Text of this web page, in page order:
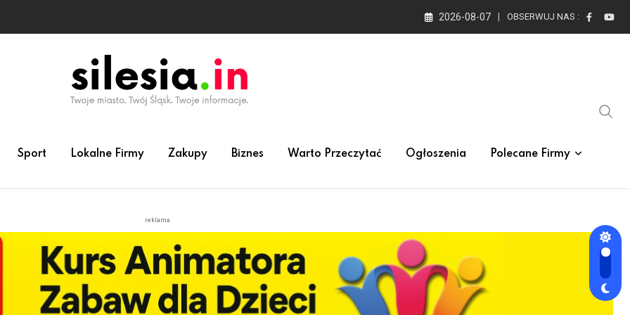
2026-08-07 OBSERWUJ NAS :
Sport Lokalne Firmy Zakupy Biznes Warto Przeczytać Ogłoszenia Polecane Firmy
reklama